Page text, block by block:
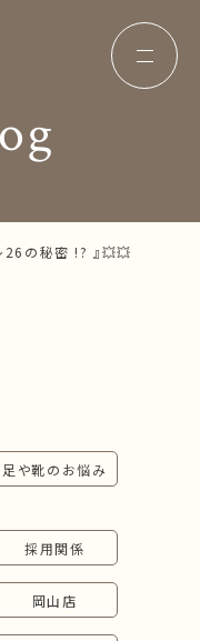
プト
敷き
概要
プ
26の秘密 !? 』💥💥
足や靴のお悩み
採用関係
岡山店